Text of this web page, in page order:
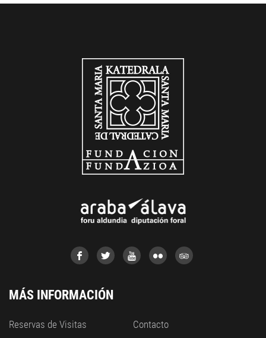
MÁS INFORMACIÓN
Reservas de Visitas
Contacto